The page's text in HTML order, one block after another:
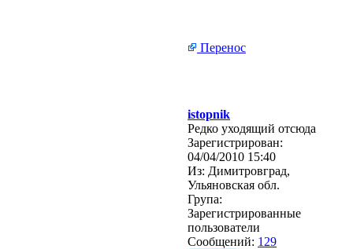
Перенос
istopnik
Редко уходящий отсюда
Зарегистрирован:
04/04/2010 15:40
Из: Димитровград,
Ульяновская обл.
Група:
Зарегистрированные
пользователи
Сообщений: 129